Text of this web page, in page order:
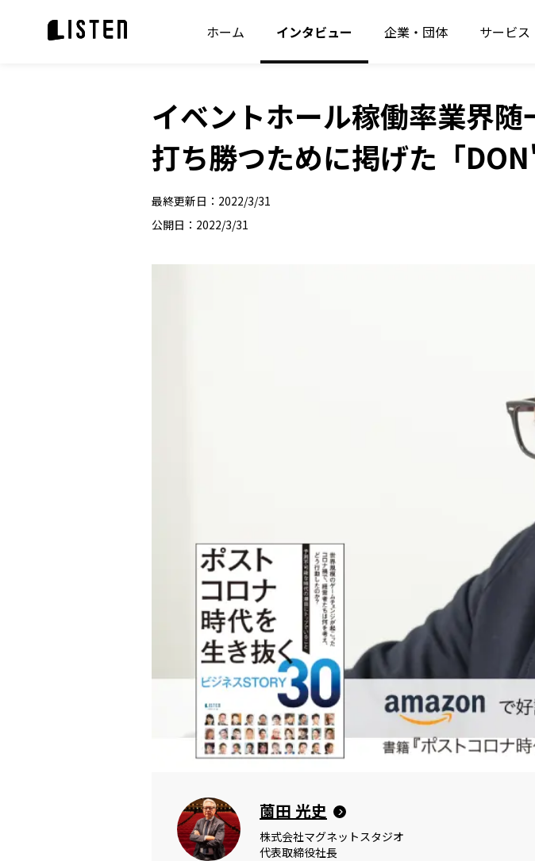
ホーム インタビュー 企業・団体 サービス
イベントホール稼働率業界
打ち勝つために掲げた「
最終更新日： 2022/3/31
公開日： 2022/3/31
薗田 光史
株式会社マグネットスタジオ
代表取締役社長